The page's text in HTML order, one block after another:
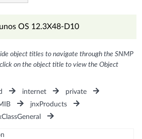
OS 12.3X48-D10
object titles to navigate through the SNMP
on the object title to view the Object
internet
private
jnxProducts